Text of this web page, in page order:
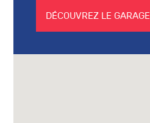
DÉCOUVREZ LE GARAGE